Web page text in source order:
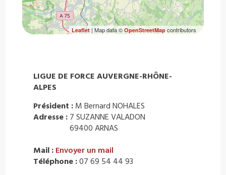
Leaflet| Map data © OpenStreetMapcontributors
LIGUE DE FORCE AUVERGNE-RHÔNE-
ALPES
Président : M Bernard NOHALES
Adresse : 7 SUZANNE VALADON
69400 ARNAS
Mail : Envoyer un mail
Téléphone :07 69 54 44 93